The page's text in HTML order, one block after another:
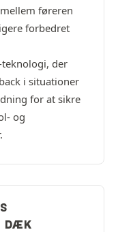
føreren
forbedret
der
i situationer
for at sikre
og
DÆK